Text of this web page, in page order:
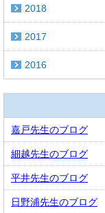
2018
2017
2016
嘉戸先生のブログ
細越先生のブログ
平井先生のブログ
日野浦先生のブログ